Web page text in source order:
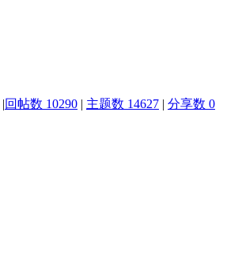
|回帖数 10290 | 主题数 14627 | 分享数 0